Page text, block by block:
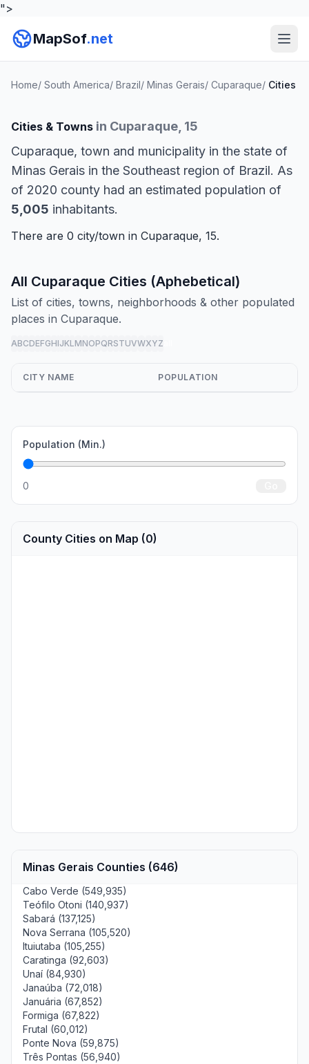
">
MapSof.net
Home/ South America/ Brazil/ Minas Gerais/ Cuparaque/ Cities
Cities & Towns in Cuparaque, 15
Cuparaque, town and municipality in the state of
Minas Gerais in the Southeast region of Brazil. As
of 2020 county had an estimated population of
5,005 inhabitants.
There are 0 city/town in Cuparaque, 15.
All Cuparaque Cities (Aphebetical)
List of cities, towns, neighborhoods & other populated
places in Cuparaque.
ABCDEFGHIJKLMNOPQRSTUVWXYZ
CITY NAME POPULATION
Population (Min.)
0
County Cities on Map (0)
Minas Gerais Counties (646)
Cabo Verde (549,935)
Teófilo Otoni (140,937)
Sabará (137,125)
Nova Serrana (105,520)
Ituiutaba (105,255)
Caratinga (92,603)
Unaí (84,930)
Janaúba (72,018)
Januária (67,852)
Formiga (67,822)
Frutal (60,012)
Ponte Nova (59,875)
Três Pontas (56,940)